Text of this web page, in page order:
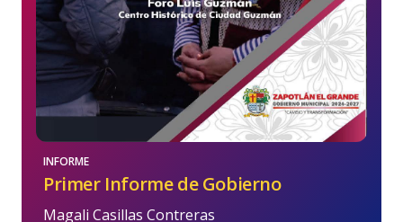
INFORME
Primer Informe de Gobierno
Magali Casillas Contreras